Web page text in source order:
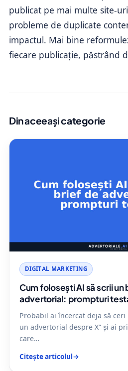
publicat pe mai multe site-
probleme de duplicate
impactul. Mai bine
fiecare publicație, păstrând
Din aceeași categorie
DIGITAL MARKETING
Cum folosești AI să scrii un
advertorial: prompturi
Probabil ai încercat deja să
un advertorial despre X” și ai
care…
Citește articolul →